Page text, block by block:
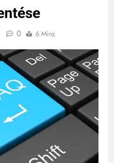
0 6 Mins